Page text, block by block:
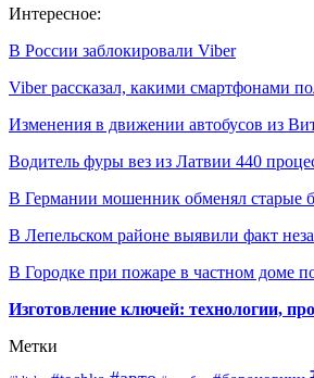
Интересное:
В России заблокировали Viber
Viber рассказал, какими смартфонами
Изменения в движении автобусов из
Водитель фуры вез из Латвии 440
В Германии мошенник обменял старые
В Лепельском районе выявили факт
В Городке при пожаре в частном доме
Изготовление ключей: технологии,
Метки